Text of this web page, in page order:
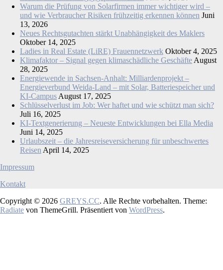
Warum die Prüfung von Solarfirmen immer wichtiger wird –
und wie Verbraucher Risiken frühzeitig erkennen können Juni
13, 2026
Neues Rechtsgutachten stärkt Unabhängigkeit des Maklers
Oktober 14, 2025
Ladies in Real Estate (LiRE) Frauennetzwerk Oktober 4, 2025
Klimafaktor – Signal gegen klimaschädliche Geschäfte August
28, 2025
Energiewende in Sachsen-Anhalt: Milliardenprojekt –
Energieverbund Weida-Land – mit Solar, Batteriespeicher und
KI-Campus August 17, 2025
Schlüsselverlust im Job: Wer haftet und wie schützt man sich?
Juli 16, 2025
KI-Textgenerierung – Neueste Entwicklungen bei Ella Media
Juni 14, 2025
Urlaubszeit – die Jahresreiseversicherung für unbeschwertes
Reisen April 14, 2025
Impressum
Kontakt
Copyright © 2026 GREYS.CC. Alle Rechte vorbehalten. Theme:
Radiate von ThemeGrill. Präsentiert von WordPress.